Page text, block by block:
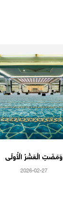
وَمَضَتِ الْعَشْرُ الْأُولَى
2026-02-27